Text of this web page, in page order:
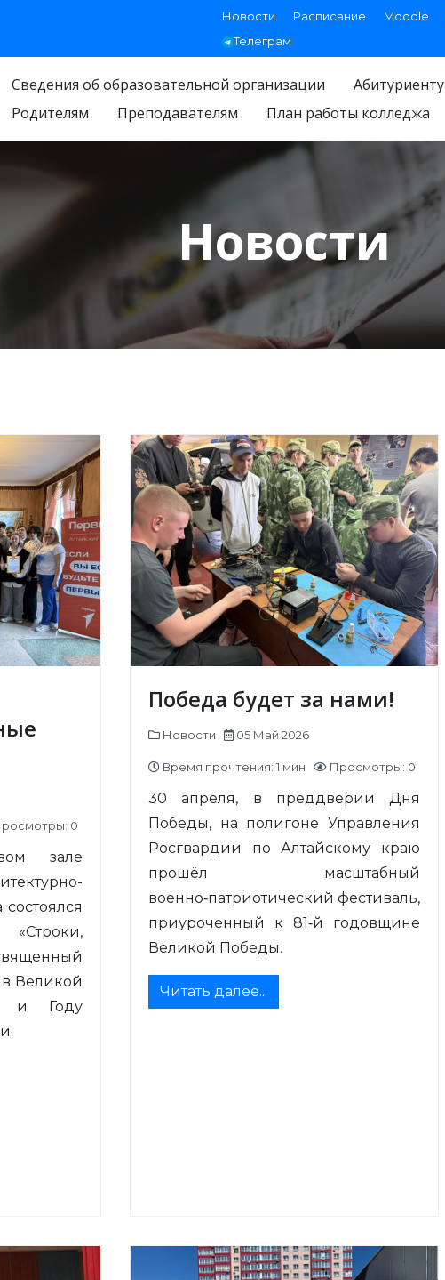
Новости Расписание Moodle
Телеграм
Сведения об образовательной организации Абитуриенту
Родителям
Преподавателям План работы колледжа
Новости
0
зале
Великой
и Году
Победа будет за нами!
Новости 05 Май 2026
Время прочтения: 1 мин Просмотры: 0
30 апреля, в преддверии Дня
Победы, на полигоне Управления
Росгвардии по Алтайскому краю
прошёл масштабный
военно‑патриотический фестиваль,
приуроченный к 81‑й годовщине
Великой Победы.
Читать далее...